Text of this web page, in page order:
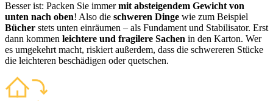
Besser ist: Packen Sie immermit absteigendem Gewicht von
unten nach oben! Also die schweren Dinge wie zum Beispiel
Bücher stets unten einräumen – als Fundament und Stabilisator. Erst
dann kommen leichtere und fragilere Sachen in den Karton. Wer
es umgekehrt macht, riskiert außerdem, dass die schwereren Stücke
die leichteren beschädigen oder quetschen.